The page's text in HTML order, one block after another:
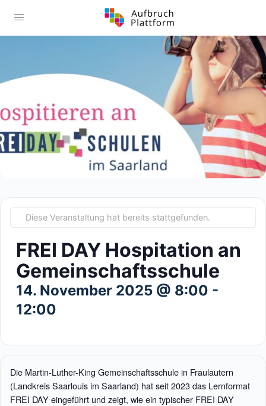
Diese Veranstaltung hat bereits stattgefunden.
FREI DAY Hospitation an
Gemeinschaftsschule
14. November 2025 @ 8:00 -
12:00
Die Martin-Luther-King Gemeinschaftsschule in Fraulautern
(Landkreis Saarlouis im Saarland) hat seit 2023 das Lernformat
FREI DAY eingeführt und zeigt, wie ein typischer FREI DAY